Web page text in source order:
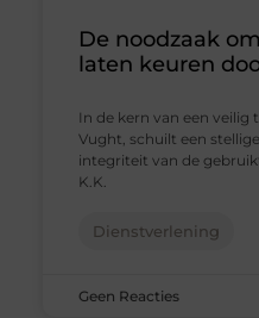
De noodzaak
laten keuren
In de kern van een veilig
Vught, schuilt een
integriteit van de
K.K.
Dienstverlening
Geen Reacties